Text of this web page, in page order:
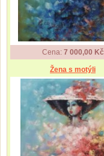
Cena: 7 000,00 Kč
Žena s motýli